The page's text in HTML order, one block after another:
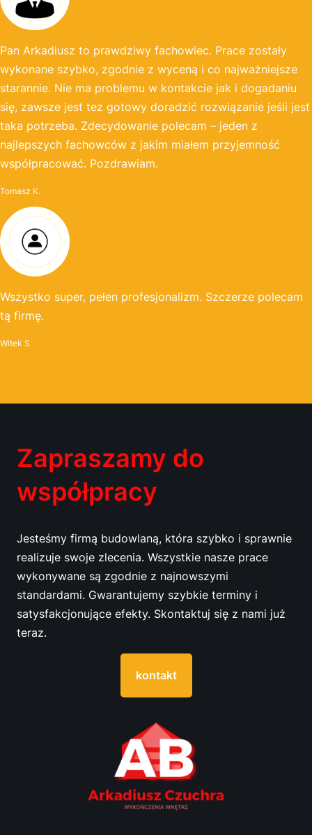
Pan Arkadiusz to prawdziwy fachowiec. Prace zostały
wykonane szybko, zgodnie z wyceną i co najważniejsze
starannie. Nie ma problemu w kontakcie jak i dogadaniu
się, zawsze jest tez gotowy doradzić rozwiązanie jeśli jest
taka potrzeba. Zdecydowanie polecam – jeden z
najlepszych fachowców z jakim miałem przyjemność
współpracować. Pozdrawiam.
Tomasz K.
Wszystko super, pełen profesjonalizm. Szczerze polecam
tą firmę.
Witek S
Zapraszamy do
współpracy
Jesteśmy firmą budowlaną, która szybko i sprawnie
realizuje swoje zlecenia. Wszystkie nasze prace
wykonywane są zgodnie z najnowszymi
standardami. Gwarantujemy szybkie terminy i
satysfakcjonujące efekty. Skontaktuj się z nami już
teraz.
kontakt